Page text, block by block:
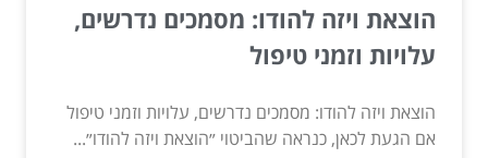
הוצאת ויזה להודו: מסמכים נדרשים,
עלויות וזמני טיפול
הוצאת ויזה להודו: מסמכים נדרשים, עלויות וזמני טיפול
אם הגעת לכאן, כנראה שהביטוי ״הוצאת ויזה להודו״...